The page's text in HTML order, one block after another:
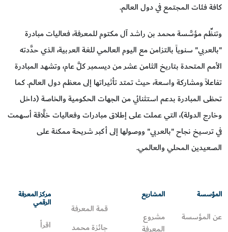
كافة فئات المجتمع في دول العالم.
وتنظِّم مؤسَّسة محمد بن راشد آل مكتوم للمعرفة، فعاليات مبادرة
"بالعربي" سنوياً بالتزامن مع اليوم العالمي للغة العربية، الذي حدَّدته
الأمم المتحدة بتاريخ الثامن عشر من ديسمبر كلَّ عام، وتشهد المبادرة
تفاعلاً ومشاركة واسعة، حيث تمتد تأثيراتها إلى معظم دول العالم. كما
تحظى المبادرة بدعم استثنائي من الجهات الحكومية والخاصة (داخل
وخارج الدولة)، التي عملت على إطلاق مبادرات وفعاليات خلَّاقة أسهمت
في ترسيخ نجاح "بالعربي" ووصولها إلى أكبر شريحة ممكنة على
الصعيدين المحلي والعالمي.
المؤسسة
عن المؤسسة
المشاريع
مشروع
المعرفة
قمة المعرفة
جائزة محمد
مركز المعرفة
الرقمي
اقرأ